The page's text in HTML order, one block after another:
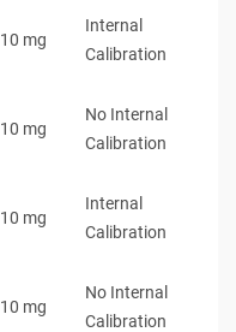
10 mg
Internal
Calibration
10 mg
No Internal
Calibration
10 mg
Internal
Calibration
10 mg
No Internal
Calibration